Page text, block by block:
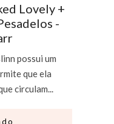
Lovely +
-
possui um
que ela
circulam...